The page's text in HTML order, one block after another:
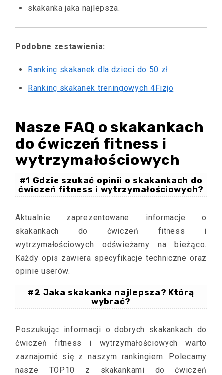
skakanka jaka najlepsza.
Podobne zestawienia:
Ranking skakanek dla dzieci do 50 zł
Ranking skakanek treningowych 4Fizjo
Nasze FAQ o skakankach
do ćwiczeń fitness i
wytrzymałościowych
#1 Gdzie szukać opinii o skakankach do
ćwiczeń fitness i wytrzymałościowych?
Aktualnie zaprezentowane informacje o
skakankach do ćwiczeń fitness i
wytrzymałościowych odświeżamy na bieżąco.
Każdy opis zawiera specyfikacje techniczne oraz
opinie userów.
#2 Jaka skakanka najlepsza? Którą
wybrać?
Poszukując informacji o dobrych skakankach do
ćwiczeń fitness i wytrzymałościowych warto
zaznajomić się z naszym rankingiem. Polecamy
nasze TOP10 z skakankami do ćwiczeń